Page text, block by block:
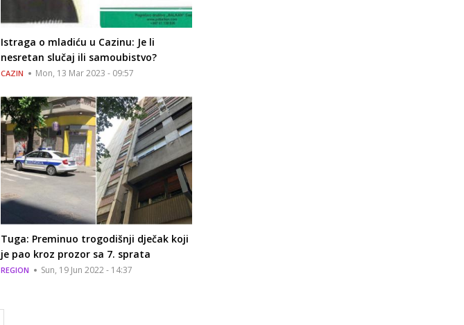
Istraga o mladiću u Cazinu: Je li
nesretan slučaj ili samoubistvo?
CAZIN Mon, 13 Mar 2023 - 09:57
Tuga: Preminuo trogodišnji dječak koji
je pao kroz prozor sa 7. sprata
REGION Sun, 19 Jun 2022 - 14:37